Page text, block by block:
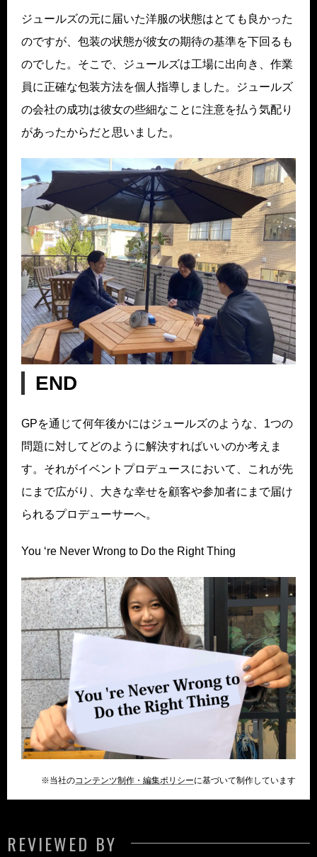
ジュールズの元に届いた洋服の状態はとても良かった
のですが、包装の状態が彼女の期待の基準を下回るも
のでした。そこで、ジュールズは工場に出向き、作業
員に正確な包装方法を個人指導しました。ジュールズ
の会社の成功は彼女の些細なことに注意を払う気配り
があったからだと思いました。
END
GPを通じて何年後かにはジュールズのような、1つの
問題に対してどのように解決すればいいのか考えま
す。それがイベントプロデュースにおいて、これが先
にまで広がり、大きな幸せを顧客や参加者にまで届け
られるプロデューサーへ。
You ‘re Never Wrong to Do the Right Thing
※当社のコンテンツ制作・編集ポリシーに基づいて制作しています
REVIEWED BY